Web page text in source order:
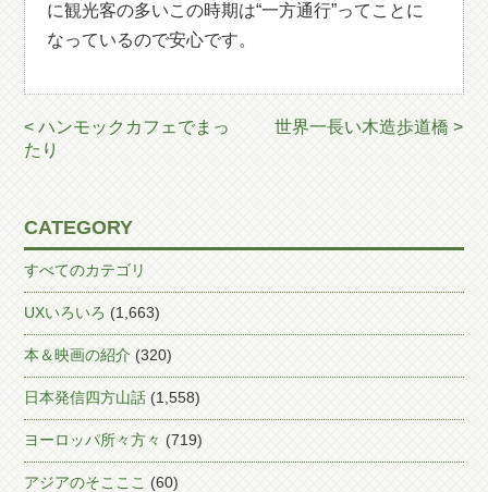
に観光客の多いこの時期は“一方通行”ってことに
なっているので安心です。
< ハンモックカフェでまっ
たり
世界一長い木造歩道橋 >
CATEGORY
すべてのカテゴリ
UXいろいろ (1,663)
本＆映画の紹介 (320)
日本発信四方山話 (1,558)
ヨーロッパ所々方々 (719)
アジアのそこここ (60)